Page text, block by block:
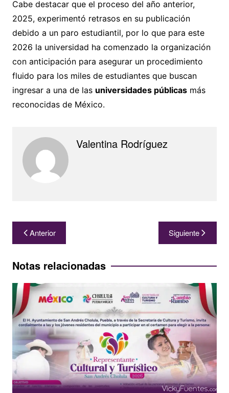
Cabe destacar que el proceso del año anterior,
2025, experimentó retrasos en su publicación
debido a un paro estudiantil, por lo que para este
2026 la universidad ha comenzado la organización
con anticipación para asegurar un procedimiento
fluido para los miles de estudiantes que buscan
ingresar a una de las universidades públicasmás
reconocidas de México.
Valentina Rodríguez
Navegación
de
entradas
Anterior Siguiente
Notas relacionadas